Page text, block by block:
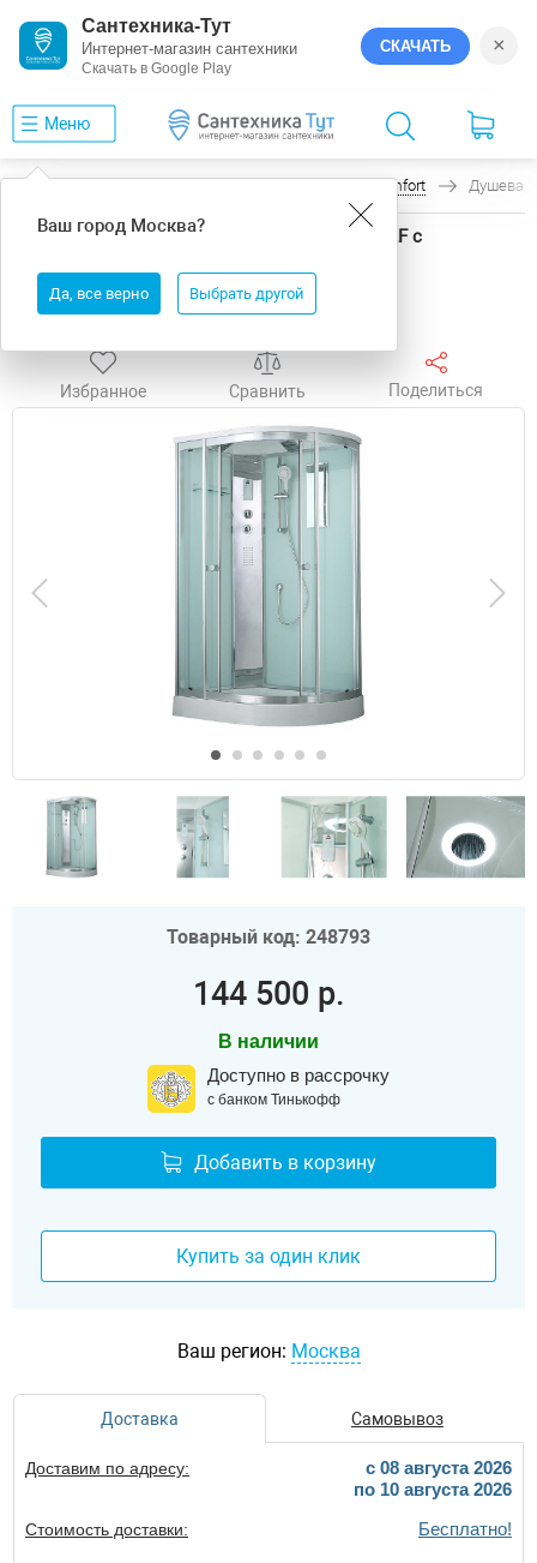
Сантехника-Тут
Интернет-магазин сантехники
Скачать в Google Play
СКАЧАТЬ ×
Меню
Ваш город Москва?
Да, все верно Выбрать другой
Comfort Душевая
Душевая кабина Timo Comfort 120x85 T-8802LF с
Бесплатная доставка
Избранное Сравнить Поделиться
Товарный код: 248793
144 500 р.
В наличии
Доступно в рассрочку
с банком Тинькофф
Добавить в корзину
Купить за один клик
Ваш регион: Москва
Доставка Самовывоз
Доставим по адресу:
c 08 августа 2026
по 10 августа 2026
Стоимость доставки: Бесплатно!